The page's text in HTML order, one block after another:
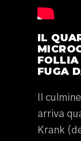
IL
FUGA
Il
arriva
Krank